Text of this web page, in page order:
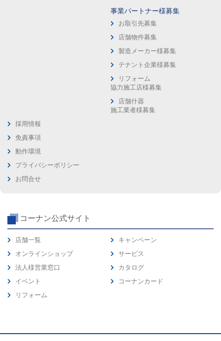
事業パートナー様募集
お取引先募集
店舗物件募集
製造メーカー様募集
テナント企業様募集
リフォーム
協力施工店様募集
店舗什器
施工業者様募集
採用情報
免責事項
動作環境
プライバシーポリシー
お問合せ
コーナン公式サイト
店舗一覧
オンラインショップ
法人様営業窓口
イベント
リフォーム
キャンペーン
サービス
カタログ
コーナンカード